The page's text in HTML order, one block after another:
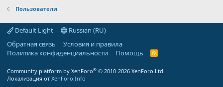
Пользователи
Default Light
Russian (RU)
Обратная связь
Условия и правила
Политика конфиденциальности
Помощь
R
Community platform by XenForo® © 2010-2026 XenForo Ltd.
Локализация от XenForo.Info